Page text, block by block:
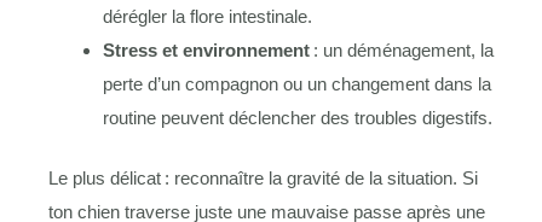
dérégler la flore intestinale.
Stress et environnement : un déménagement, la
perte d’un compagnon ou un changement dans la
routine peuvent déclencher des troubles digestifs.
Le plus délicat : reconnaître la gravité de la situation. Si
ton chien traverse juste une mauvaise passe après une